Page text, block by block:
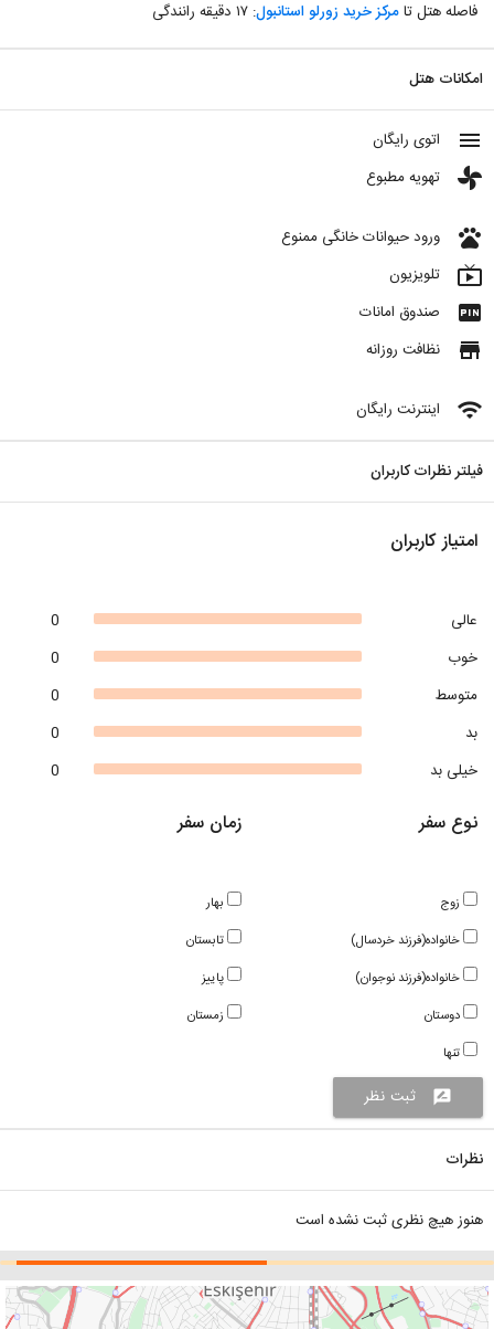
فاصله هتل تامرکز خرید زورلو استانبول: ۱۷ دقیقه رانندگی
امکانات هتل
menu اتوی رایگان
toys تهویه مطبوع
pets ورود حیوانات خانگی ممنوع
live_tv تلویزیون
fiber_pin صندوق امانات
store نظافت روزانه
wifi اینترنت رایگان
فیلتر نظرات کاربران
امتیاز کاربران
0
عالی
0
خوب
0
متوسط
0
بد
0
خیلی بد
زمان سفر
بهار
تابستان
پاییز
زمستان
نوع سفر
زوج
خانواده(فرزند خردسال)
خانواده(فرزند نوجوان)
دوستان
تنها
rate_review ثبت نظر
نظرات
هنوز هیچ نظری ثبت نشده است